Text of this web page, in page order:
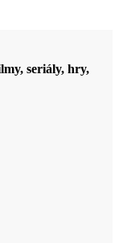
seriály, hry,